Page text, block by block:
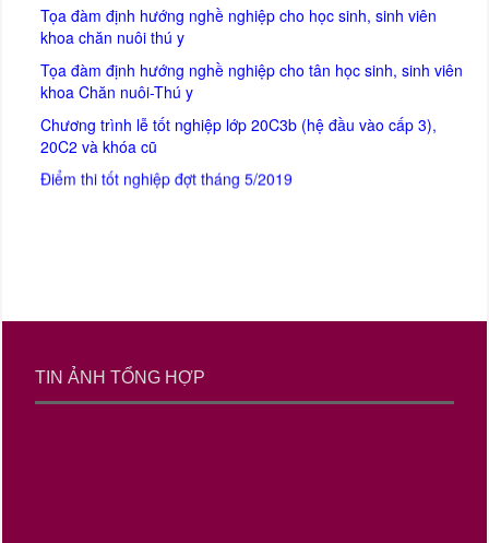
Tọa đàm định hướng nghề nghiệp cho học sinh, sinh viên
khoa chăn nuôi thú y
Tọa đàm định hướng nghề nghiệp cho tân học sinh, sinh viên
khoa Chăn nuôi-Thú y
Chương trình lễ tốt nghiệp lớp 20C3b (hệ đầu vào cấp 3),
20C2 và khóa cũ
Điểm thi tốt nghiệp đợt tháng 5/2019
TIN ẢNH TỔNG HỢP